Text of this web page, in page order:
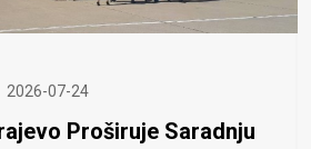
2026-07-24
Proširuje Saradnju